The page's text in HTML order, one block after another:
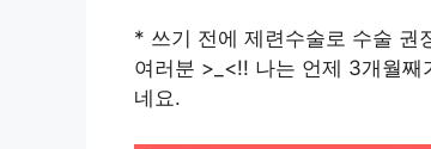
* 쓰기 전에 제련수술로 수술 권
여러분 >_<!! 나는 언제 3개월
네요.